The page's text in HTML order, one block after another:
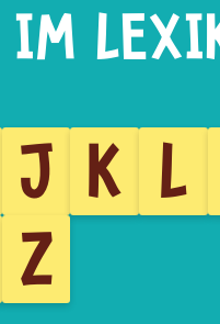
J K L
Z